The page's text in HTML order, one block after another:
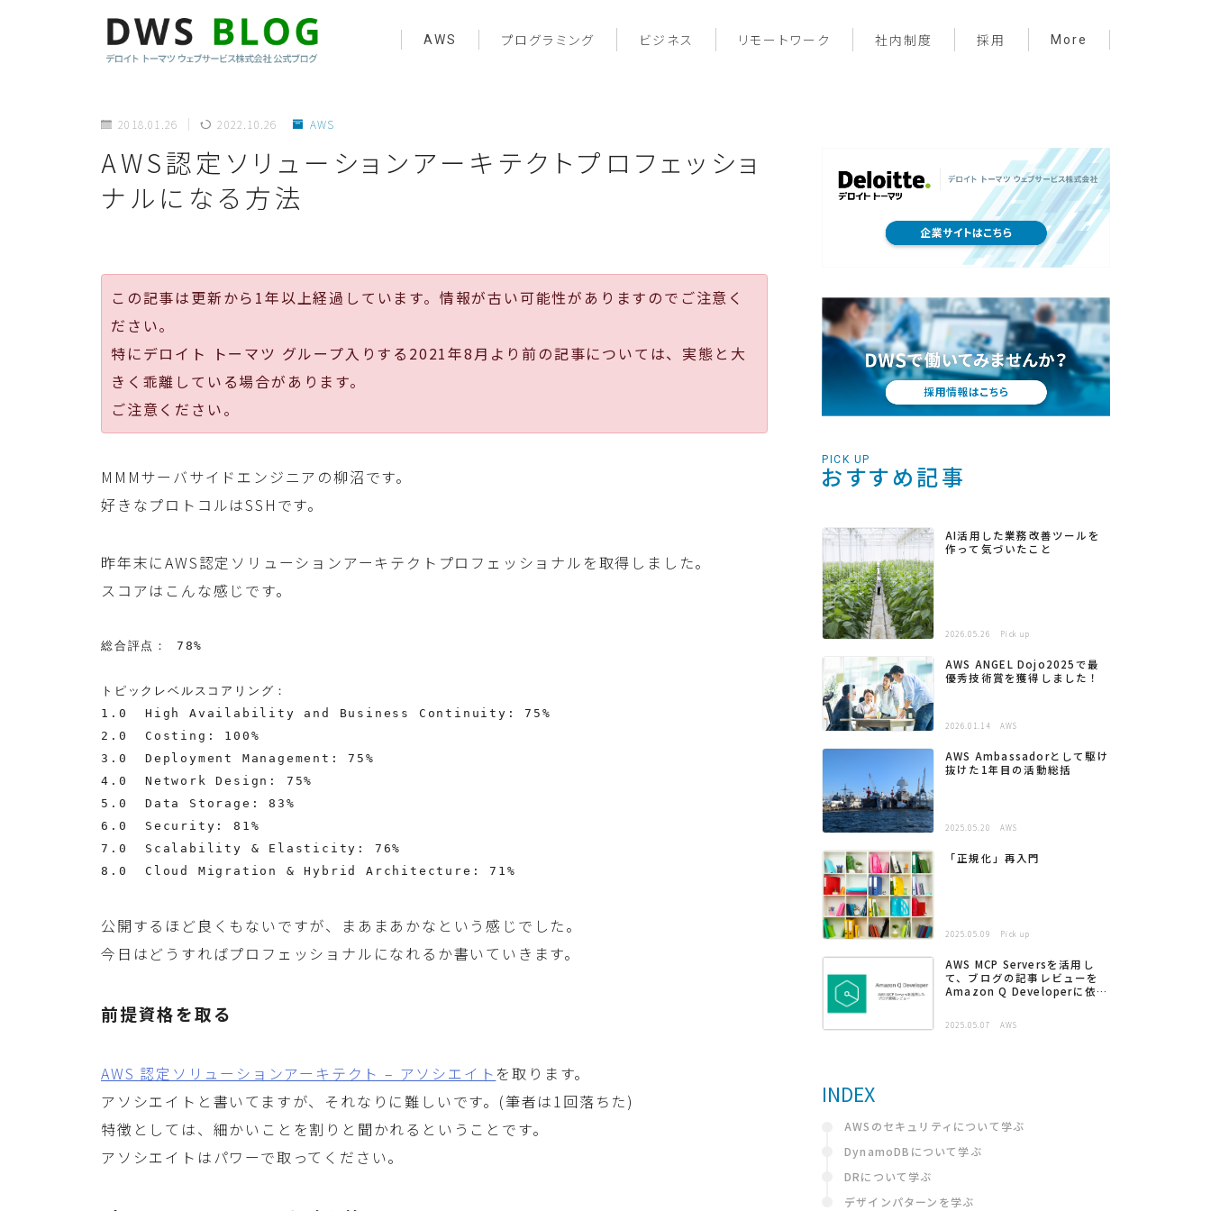
AWS プログラミング ビジネス リモートワーク 社内制度 採用 More
サーバーレス
プライベート
メンバー紹介
2018.01.26 2022.10.26 AWS
AWS認定ソリューションアーキテクトプロフェッショ
ナルになる方法
この記事は更新から1年以上経過しています。情報が古い可能性がありますのでご注意く
ださい。
特にデロイト トーマツ グループ入りする2021年8月より前の記事については、実態と大
きく乖離している場合があります。
ご注意ください。
MMMサーバサイドエンジニアの柳沼です。
好きなプロトコルはSSHです。
昨年末にAWS認定ソリューションアーキテクトプロフェッショナルを取得しました。
スコアはこんな感じです。
総合評点： 78%
トピックレベルスコアリング：
1.0  High Availability and Business Continuity: 75%
2.0  Costing: 100%
3.0  Deployment Management: 75%
4.0  Network Design: 75%
5.0  Data Storage: 83%
6.0  Security: 81%
7.0  Scalability & Elasticity: 76%
8.0  Cloud Migration & Hybrid Architecture: 71%
公開するほど良くもないですが、まあまあかなという感じでした。
今日はどうすればプロフェッショナルになれるか書いていきます。
前提資格を取る
AWS 認定ソリューションアーキテクト – アソシエイト を取ります。
アソシエイトと書いてますが、それなりに難しいです。(筆者は1回落ちた)
特徴としては、細かいことを割りと聞かれるということです。
アソシエイトはパワーで取ってください。
PICK UP
おすすめ記事
AI活用した業務改善ツールを
作って気づいたこと
2026.05.26 Pick up
AWS ANGEL Dojo2025で最
優秀技術賞を獲得しました！
2026.01.14 AWS
AWS Ambassadorとして駆け
抜けた1年目の活動総括
2025.05.20 AWS
「正規化」再入門
2025.05.09 Pick up
AWS MCP Serversを活用し
て、ブログの記事レビューを
Amazon Q Developerに依頼
2025.05.07 AWS
INDEX
AWSのセキュリティについて学ぶ
DynamoDBについて学ぶ
DRについて学ぶ
デザインパターンを学ぶ